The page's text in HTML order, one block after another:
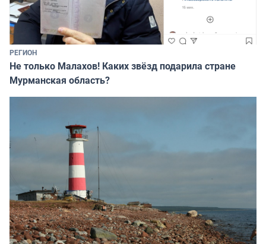
РЕГИОН
Не только Малахов! Каких звёзд подарила стране
Мурманская область?